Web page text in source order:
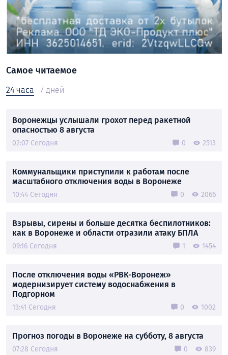
Самое читаемое
24 часа 7 дней
Воронежцы услышали грохот перед ракетной
опасностью 8 августа
02:07 Сегодня 0 2513
Коммунальщики приступили к работам после
масштабного отключения воды в Воронеже
10:44 Сегодня 0 2066
Взрывы, сирены и больше десятка беспилотников:
как в Воронеже и области отразили атаку БПЛА
09:16 Сегодня 1 1454
После отключения воды «РВК-Воронеж»
модернизирует систему водоснабжения в
Подгорном
13:41 Сегодня 0 1002
Прогноз погоды в Воронеже на субботу, 8 августа
07:28 Сегодня 0 839